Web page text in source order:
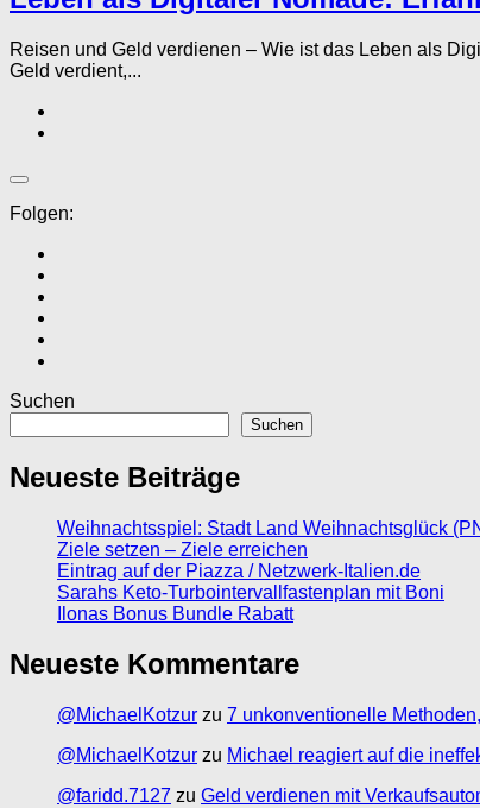
Reisen und Geld verdienen – Wie ist das Leben als
Geld verdient,...
Folgen:
Suchen
Suchen
Neueste Beiträge
Weihnachtsspiel: Stadt Land Weihnachtsglück
Ziele setzen – Ziele erreichen
Eintrag auf der Piazza / Netzwerk-Italien.de
Sarahs Keto-Turbointervallfastenplan mit Boni
Ilonas Bonus Bundle Rabatt
Neueste Kommentare
@MichaelKotzur zu 7 unkonventionelle
@MichaelKotzur zu Michael reagiert auf die
@faridd.7127 zu Geld verdienen mit